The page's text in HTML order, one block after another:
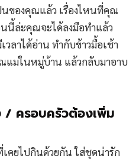
ของคุณแล้ว เรื่องไหนที่คุณ
นนี้ล่ะคุณจะได้ลงมือทำแล้ว
วลาได้อ่าน ทำกับข้าวมื้อเช้า
ม่ในหมู่บ้าน แล้วกลับมาอาบ
/ ครอบครัวต้องเพิ่ม
เคยไปกินด้วยกัน ใส่ชุดน่ารัก